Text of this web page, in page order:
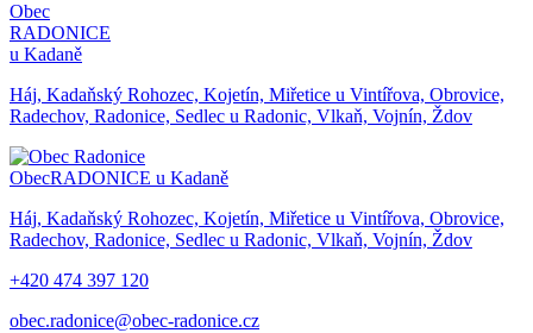
Obec
RADONICE
u Kadaně
Háj, Kadaňský Rohozec, Kojetín, Miřetice u Vintířova, Obrovice,
Radechov, Radonice, Sedlec u Radonic, Vlkaň, Vojnín, Ždov
ObecRADONICE u Kadaně
Háj, Kadaňský Rohozec, Kojetín, Miřetice u Vintířova, Obrovice,
Radechov, Radonice, Sedlec u Radonic, Vlkaň, Vojnín, Ždov
+420 474 397 120
obec.radonice@obec-radonice.cz